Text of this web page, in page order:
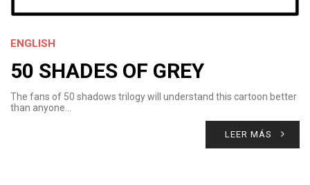
ENGLISH
50 SHADES OF GREY
The fans of 50 shadows trilogy will understand this cartoon better
than anyone…
LEER MÁS